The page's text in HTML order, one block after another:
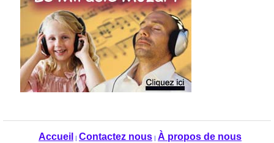
Accueil | Contactez nous | À propos de nous